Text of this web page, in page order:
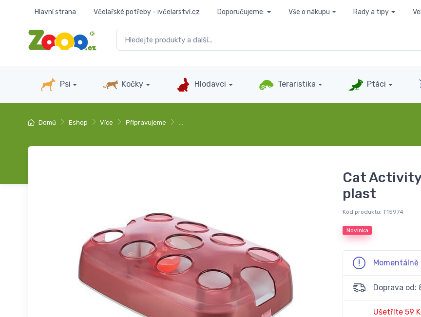
Hlavní strana Včelařské potřeby - ivčelarství.cz Doporučujeme: Vše o nákupu Rady a tipy
Psi Kočky Hlodavci Teraristika Ptáci
Domů Eshop Více Připravujeme …
Cat Activity
plast
Kód produktu: T15974
Novinka
Doprava od:
Ušetříte 59